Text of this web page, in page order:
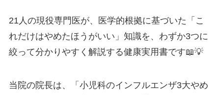
21人の現役専門医が、医学的根拠に基づいた「こ
れだけはやめたほうがいい」知識を、わずか3つに
絞って分かりやすく解説する健康実用書です📖💡
当院の院長は、「小児科のインフルエンザ3大やめ